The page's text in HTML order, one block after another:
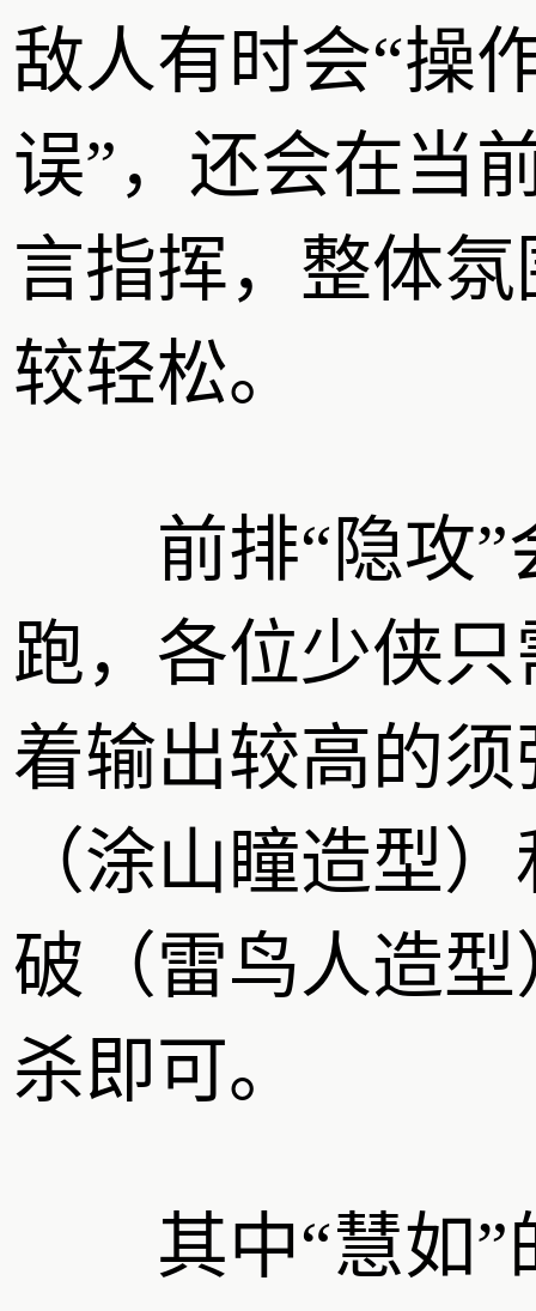
敌人有时会“操
误”，还会在当
言指挥，整体氛
较轻松。
前排“隐攻”
跑，各位少侠只
着输出较高的须
（涂山瞳造型
破（雷鸟人造型
杀即可。
其中“慧如”